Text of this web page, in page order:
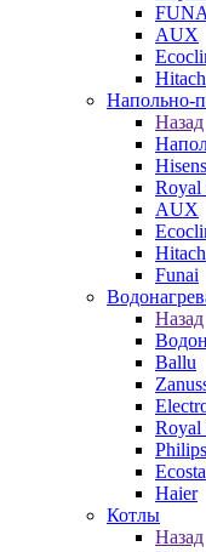
AUX
Напольно-
Назад
Royal
AUX
Funai
Назад
Ballu
Royal
Philips
Haier
Котлы
Назад